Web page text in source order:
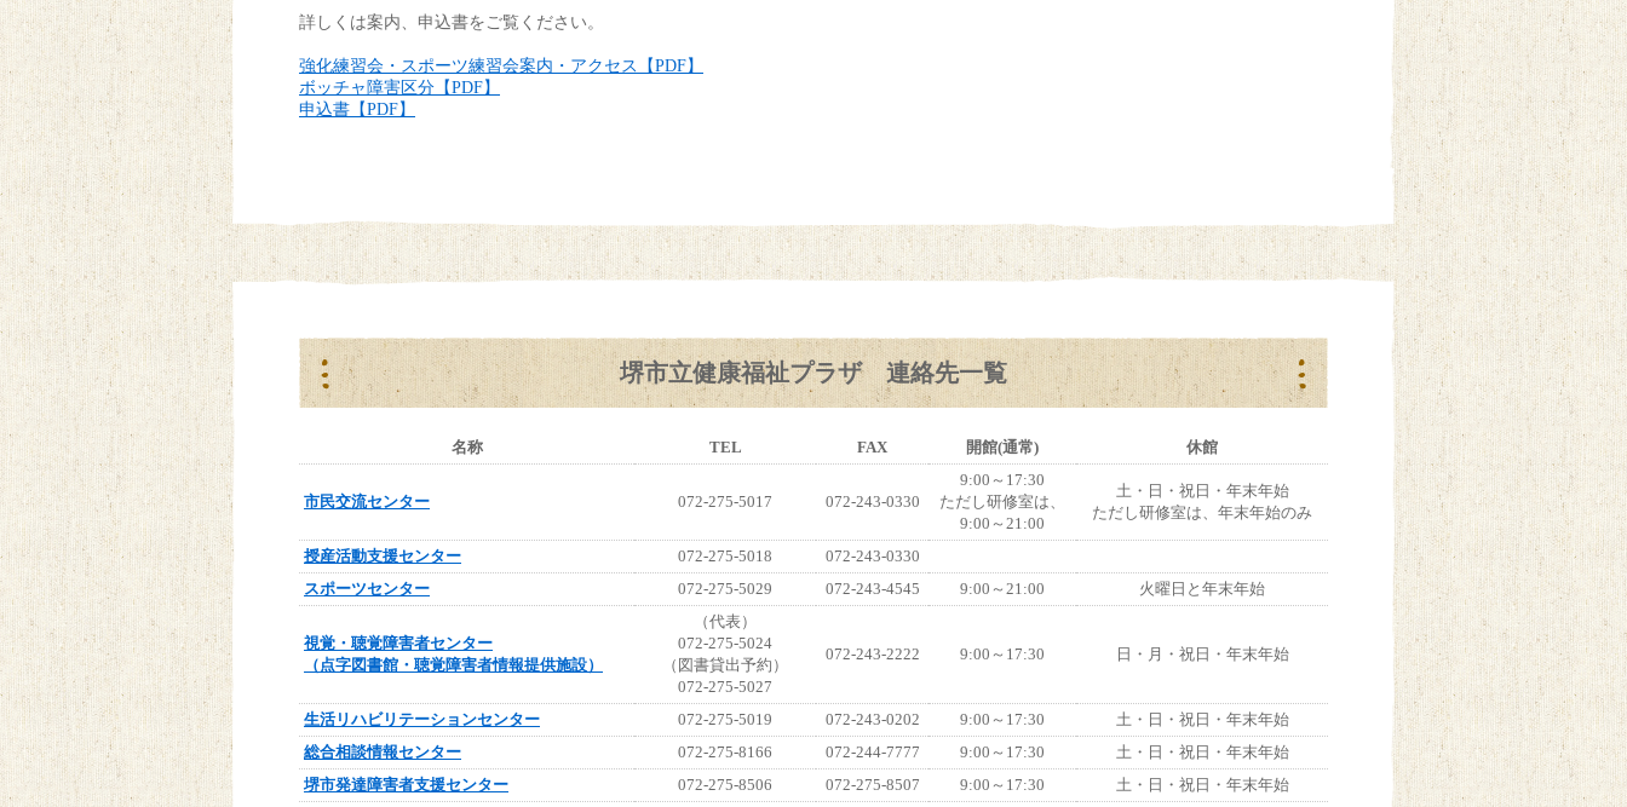
詳しくは案内、申込書をご覧ください。
強化練習会・スポーツ練習会案内・アクセス【PDF】
ボッチャ障害区分【PDF】
申込書【PDF】
堺市立健康福祉プラザ 連絡先一覧
名称 TEL FAX 開館(通常) 休館
市民交流センター 072-275-5017 072-243-0330
9:00～17:30
ただし研修室は、
9:00～21:00
土・日・祝日・年末年始
ただし研修室は、年末年始のみ
授産活動支援センター 072-275-5018
072-243-0330
スポーツセンター
072-275-5029 072-243-4545 9:00～21:00 火曜日と年末年始
視覚・聴覚障害者センター
（点字図書館・聴覚障害者情報提供施設）
（代表）
072-275-5024
（図書貸出予約）
072-275-5027
072-243-2222 9:00～17:30 日・月・祝日・年末年始
生活リハビリテーションセンター 072-275-5019 072-243-0202 9:00～17:30
土・日・祝日・年末年始
総合相談情報センター
072-275-8166 072-244-7777 9:00～17:30
土・日・祝日・年末年始
堺市発達障害者支援センター
072-275-8506 072-275-8507 9:00～17:30
土・日・祝日・年末年始